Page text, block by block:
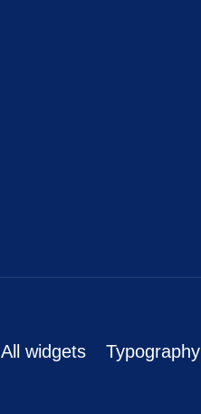
Typography
All widgets